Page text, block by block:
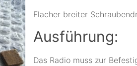
Flacher breiter
Ausführung:
Das Radio muss zur